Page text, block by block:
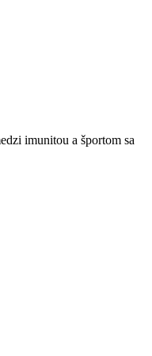
imunitou a športom sa